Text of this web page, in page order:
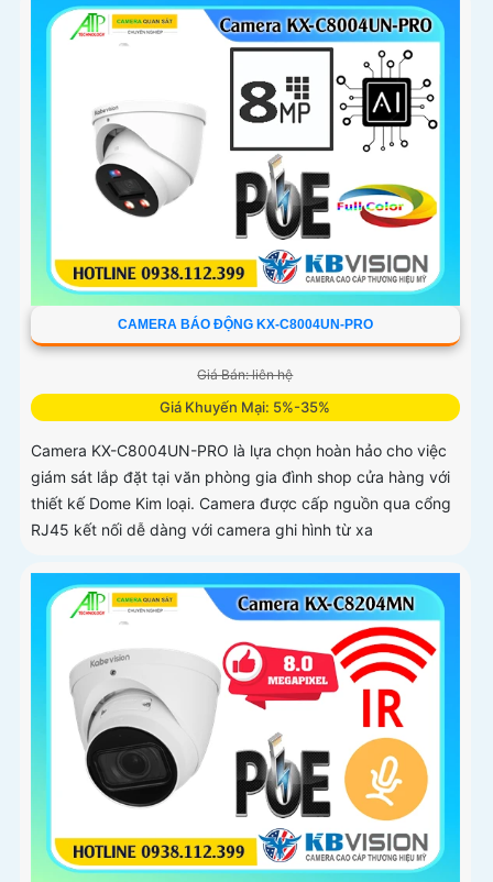
mang lại sự tiện lợi tối đa được bảo vệ với chuẩn IP67, IK10
và hỗ trợ PoE, camera đảm bảo hoạt động ổn định
CAMERA BÁO ĐỘNG KX-C8004UN-PRO
Giá Bán: liên hệ
Giá Khuyến Mại: 5%-35%
Camera KX-C8004UN-PRO là lựa chọn hoàn hảo cho việc
giám sát lắp đặt tại văn phòng gia đình shop cửa hàng với
thiết kế Dome Kim loại. Camera được cấp nguồn qua cổng
RJ45 kết nối dễ dàng với camera ghi hình từ xa